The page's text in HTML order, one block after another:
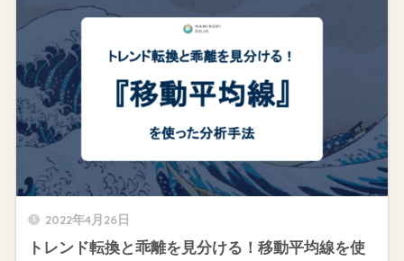
2022年4月26日
トレンド転換と乖離を見分ける！移動平均線を使